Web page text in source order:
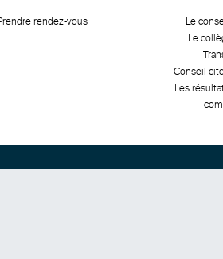
rendez-vous
Le
Le
Conseil
Les